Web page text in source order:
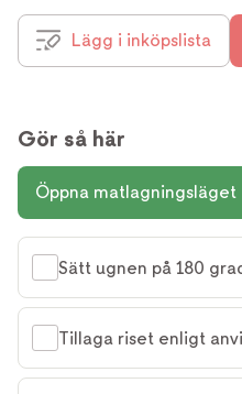
Lägg i inköpslista
Gör så här
Öppna matlagningsläget
Sätt ugnen på 180
Tillaga riset enligt